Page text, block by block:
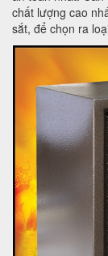
chất lượng cao
sắt, để chọn ra